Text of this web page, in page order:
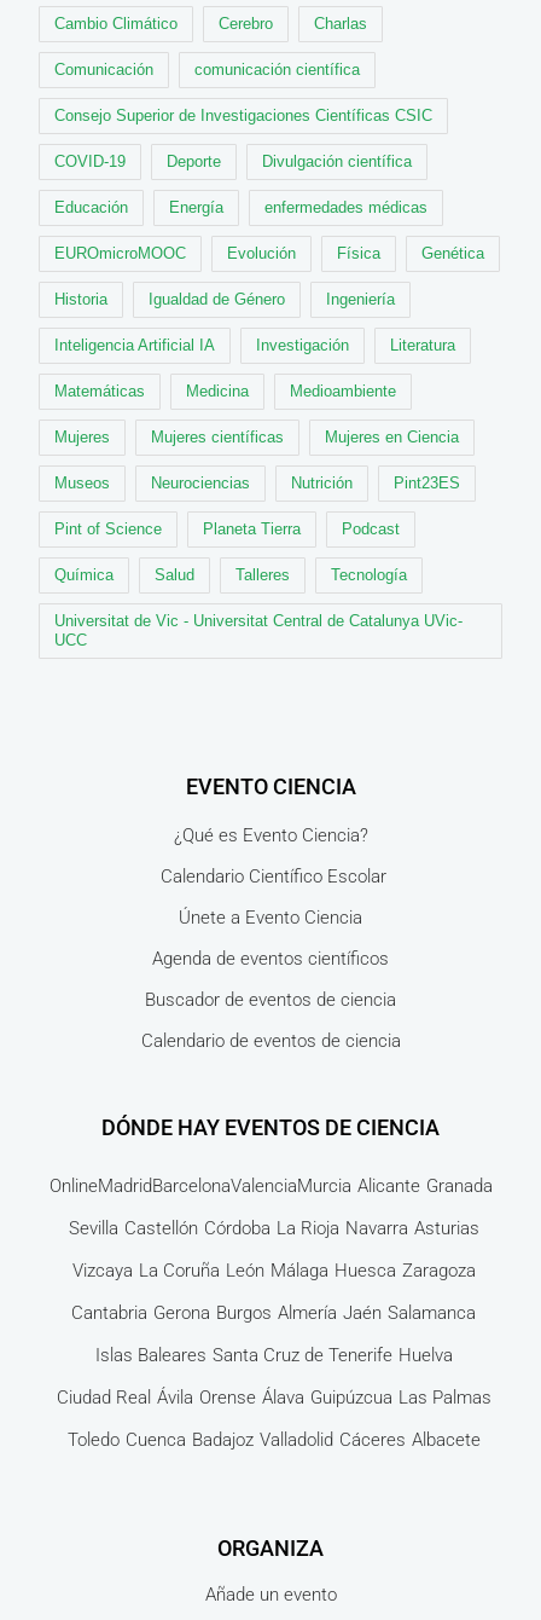
Cambio Climático Cerebro Charlas
Comunicación comunicación científica
Consejo Superior de Investigaciones Científicas CSIC
COVID-19 Deporte Divulgación científica
Educación Energía enfermedades médicas
EUROmicroMOOC Evolución Física Genética
Historia Igualdad de Género Ingeniería
Inteligencia Artificial IA Investigación Literatura
Matemáticas Medicina Medioambiente
Mujeres Mujeres científicas Mujeres en Ciencia
Museos Neurociencias Nutrición Pint23ES
Pint of Science Planeta Tierra Podcast
Química Salud Talleres Tecnología
Universitat de Vic - Universitat Central de Catalunya UVic-
UCC
EVENTO CIENCIA
¿Qué es Evento Ciencia?
Calendario Científico Escolar
Únete a Evento Ciencia
Agenda de eventos científicos
Buscador de eventos de ciencia
Calendario de eventos de ciencia
DÓNDE HAY EVENTOS DE CIENCIA
OnlineMadridBarcelonaValenciaMurcia Alicante Granada
Sevilla Castellón Córdoba La Rioja Navarra Asturias
Vizcaya La Coruña León Málaga Huesca Zaragoza
Cantabria Gerona Burgos Almería Jaén Salamanca
Islas Baleares Santa Cruz de Tenerife Huelva
Ciudad Real Ávila Orense Álava Guipúzcua Las Palmas
Toledo Cuenca Badajoz Valladolid Cáceres Albacete
ORGANIZA
Añade un evento